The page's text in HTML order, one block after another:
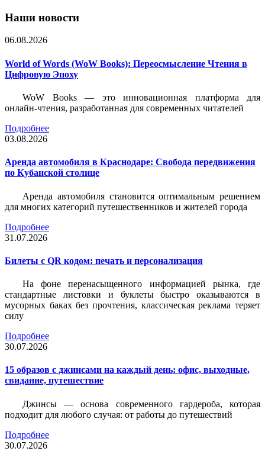
Наши новости
06.08.2026
World of Words (WoW Books): Переосмысление Чтения в
Цифровую Эпоху
WoW Books — это инновационная платформа для
онлайн-чтения, разработанная для современных читателей
Подробнее
03.08.2026
Аренда автомобиля в Краснодаре: Свобода передвижения
по Кубанской столице
Аренда автомобиля становится оптимальным решением
для многих категорий путешественников и жителей города
Подробнее
31.07.2026
Билеты c QR кодом: печать и персонализация
На фоне перенасыщенного информацией рынка, где
стандартные листовки и буклеты быстро оказываются в
мусорных баках без прочтения, классическая реклама теряет
силу
Подробнее
30.07.2026
15 образов с джинсами на каждый день: офис, выходные,
свидание, путешествие
Джинсы — основа современного гардероба, которая
подходит для любого случая: от работы до путешествий
Подробнее
30.07.2026